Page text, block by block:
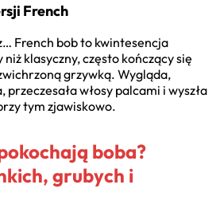
French
French bob to kwintesencja
klasyczny, często kończący się
grzywką. Wygląda,
przeczesała włosy palcami i wyszła
tym zjawiskowo.
boba?
grubych i